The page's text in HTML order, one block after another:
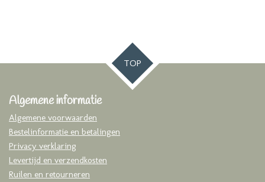
TOP
Algemene informatie
Algemene voorwaarden
Bestelinformatie en betalingen
Privacy verklaring
Levertijd en verzendkosten
Ruilen en retourneren